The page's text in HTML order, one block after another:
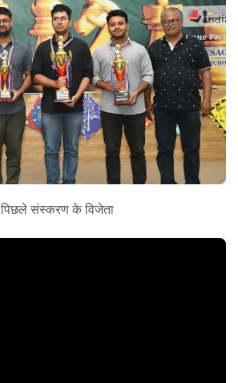
पिछले संस्करण के विजेता